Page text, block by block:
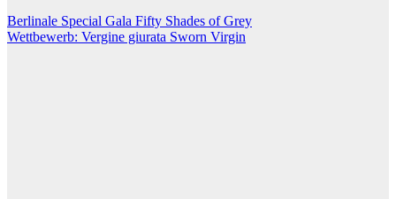
Beitragsnavigation
Berlinale Special Gala Fifty Shades of Grey
Wettbewerb: Vergine giurata Sworn Virgin